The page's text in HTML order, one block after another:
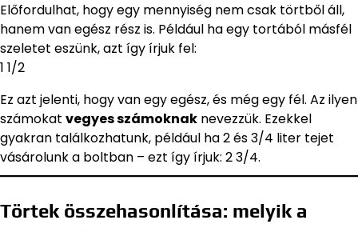
Előfordulhat, hogy egy mennyiség nem csak törtből áll,
hanem van egész rész is. Például ha egy tortából másfél
szeletet eszünk, azt így írjuk fel:
1 1/2
Ez azt jelenti, hogy van egy egész, és még egy fél. Az ilyen
számokat vegyes számoknak nevezzük. Ezekkel
gyakran találkozhatunk, például ha 2 és 3/4 liter tejet
vásárolunk a boltban – ezt így írjuk: 2 3/4.
Törtek összehasonlítása: melyik a